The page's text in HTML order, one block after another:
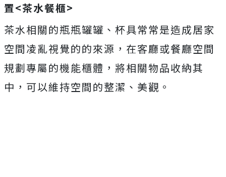
置<茶水餐櫃>
茶水相關的瓶瓶罐罐、杯具常常是造成居家
空間凌亂視覺的的來源，在客廳或餐廳空間
規劃專屬的機能櫃體，將相關物品收納其
中，可以維持空間的整潔、美觀。